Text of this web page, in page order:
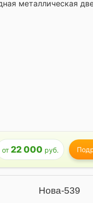
от 22 000 руб.
Нова-539